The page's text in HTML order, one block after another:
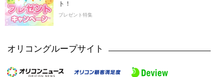
ト！
プレゼント特集
オリコングループサイト